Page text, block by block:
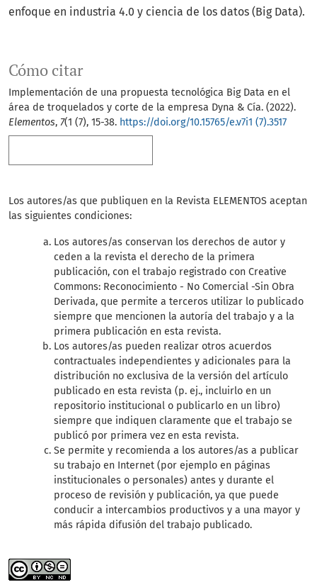
Cómo citar
Implementación de una propuesta tecnológica Big Data en el
área de troquelados y corte de la empresa Dyna & Cía. (2022).
Elementos, 7(1 (7), 15-38. https://doi.org/10.15765/e.v7i1 (7).3517
enfoque en industria 4.0 y ciencia de los datos (Big Data).
Los autores/as que publiquen en la Revista ELEMENTOS aceptan
las siguientes condiciones:
Los autores/as conservan los derechos de autor y
ceden a la revista el derecho de la primera
publicación, con el trabajo registrado con Creative
Commons: Reconocimiento - No Comercial -Sin Obra
Derivada, que permite a terceros utilizar lo publicado
siempre que mencionen la autoría del trabajo y a la
primera publicación en esta revista.
Los autores/as pueden realizar otros acuerdos
contractuales independientes y adicionales para la
distribución no exclusiva de la versión del artículo
publicado en esta revista (p. ej., incluirlo en un
repositorio institucional o publicarlo en un libro)
siempre que indiquen claramente que el trabajo se
publicó por primera vez en esta revista.
Se permite y recomienda a los autores/as a publicar
su trabajo en Internet (por ejemplo en páginas
institucionales o personales) antes y durante el
proceso de revisión y publicación, ya que puede
conducir a intercambios productivos y a una mayor y
más rápida difusión del trabajo publicado.